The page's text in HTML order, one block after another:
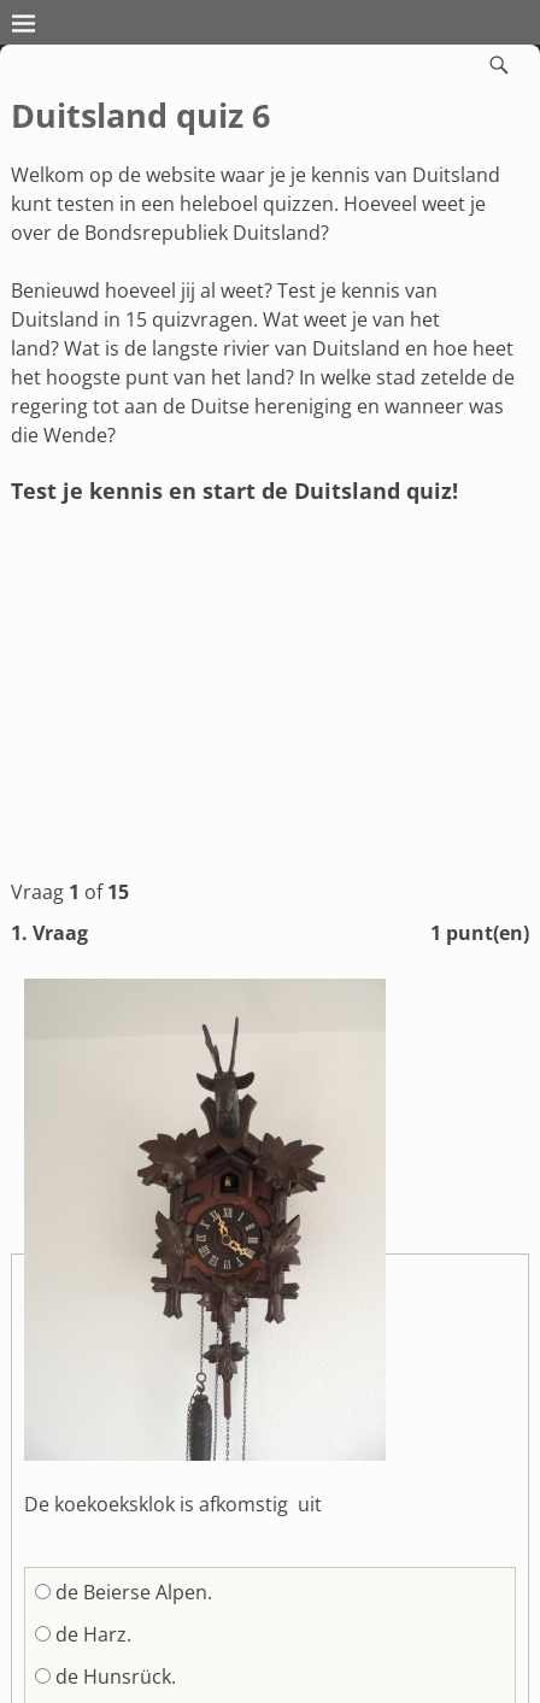
Duitsland quiz 6
Welkom op de website waar je je kennis van Duitsland
kunt testen in een heleboel quizzen. Hoeveel weet je
over de Bondsrepubliek Duitsland?
Benieuwd hoeveel jij al weet? Test je kennis van
Duitsland in 15 quizvragen. Wat weet je van het
land? Wat is de langste rivier van Duitsland en hoe heet
het hoogste punt van het land? In welke stad zetelde de
regering tot aan de Duitse hereniging en wanneer was
die Wende?
Test je kennis en start de Duitsland quiz!
Vraag 1 of15
1. Vraag 1 punt(en)
De koekoeksklok is afkomstig uit
de Beierse Alpen.
de Harz.
de Hunsrück.